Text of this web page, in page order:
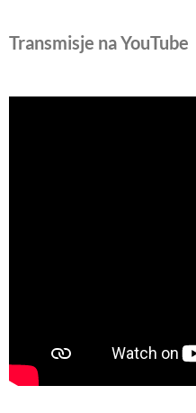
Transmisje na YouTube